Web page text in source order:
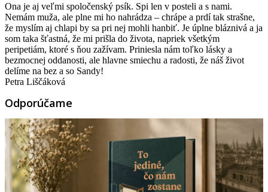
Ona je aj veľmi spoločenský psík. Spi len v posteli a s nami.
Nemám muža, ale plne mi ho nahrádza – chrápe a prdí tak strašne,
že myslím aj chlapi by sa pri nej mohli hanbiť. Je úplne bláznivá a ja
som taka šťastná, že mi prišla do života, napriek všetkým
peripetiám, ktoré s ňou zažívam. Priniesla nám toľko lásky a
bezmocnej oddanosti, ale hlavne smiechu a radosti, že náš život
delíme na bez a so Sandy!
Petra Liščáková
Odporúčame